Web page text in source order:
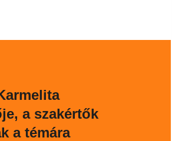
a szakértők
a témára